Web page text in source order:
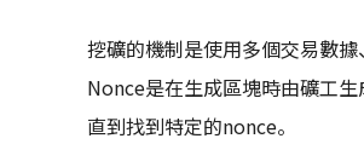
挖礦的機制是使用多個交易數
Nonce是在生成區塊時由礦工
直到找到特定的nonce。